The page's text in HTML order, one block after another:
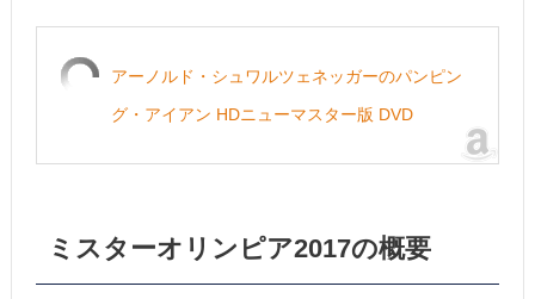
アーノルド・シュワルツェネッガーのパンピン
グ・アイアン HDニューマスター版 DVD
ミスターオリンピア2017の概要